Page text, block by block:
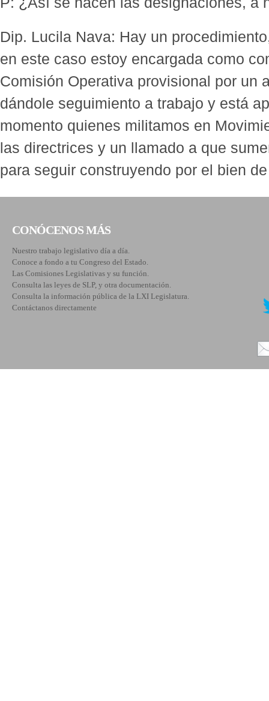
Dip. Lucila Nava: Hay un
en este caso estoy encargada como
Comisión Operativa provisional por un
dándole seguimiento a trabajo y está
momento quienes militamos en
las directrices y un llamado a que
para seguir construyendo por el bien
CONÓCENOS MÁS
Nuestro trabajo legislativo día a día.
Conoce a fondo a tu Congreso del Estado.
Las Comisiones Legislativas y su función.
Consulta las leyes de SLP, y otra documentación.
Consulta la información pública de la LXI Legislatura.
Contáctanos directamente